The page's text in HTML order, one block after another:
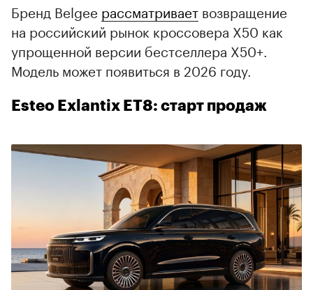
Бренд Belgee рассматривает возвращение
на российский рынок кроссовера X50 как
упрощенной версии бестселлера X50+.
Модель может появиться в 2026 году.
Esteo Exlantix ET8: старт продаж